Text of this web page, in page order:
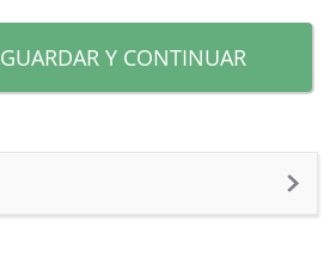
GUARDAR Y CONTINUAR